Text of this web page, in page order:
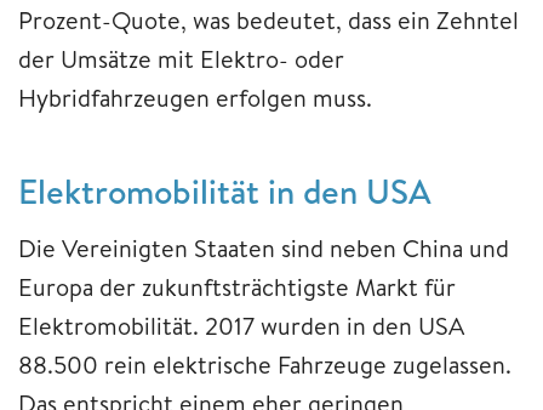
Prozent-Quote, was bedeutet, dass ein Zehntel
der Umsätze mit Elektro- oder
Hybridfahrzeugen erfolgen muss.
Elektromobilität in den USA
Die Vereinigten Staaten sind neben China und
Europa der zukunftsträchtigste Markt für
Elektromobilität. 2017 wurden in den USA
88.500 rein elektrische Fahrzeuge zugelassen.
Das entspricht einem eher geringen